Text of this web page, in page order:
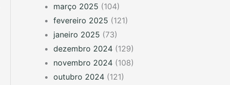
março 2025 (104)
fevereiro 2025 (121)
janeiro 2025 (73)
dezembro 2024 (129)
novembro 2024 (108)
outubro 2024 (121)